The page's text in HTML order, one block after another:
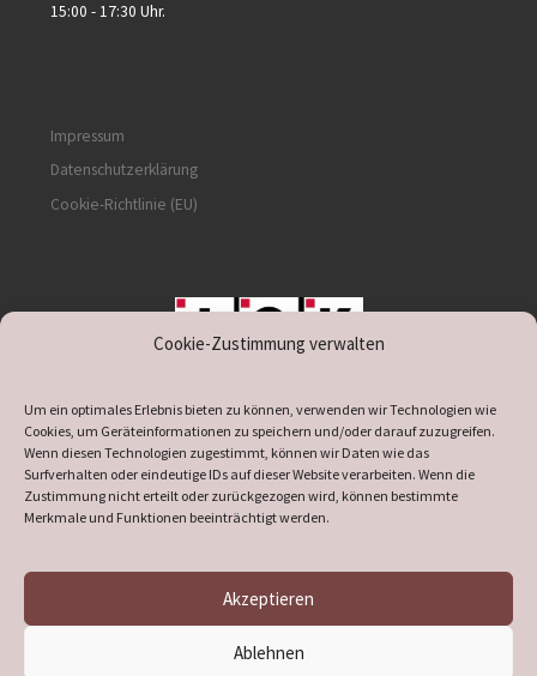
Cookie-Zustimmung verwalten
Um ein optimales Erlebnis bieten zu können, verwenden wir Technologien wie
Cookies, um Geräteinformationen zu speichern und/oder darauf zuzugreifen.
Wenn diesen Technologien zugestimmt, können wir Daten wie das
Surfverhalten oder eindeutige IDs auf dieser Website verarbeiten. Wenn die
Zustimmung nicht erteilt oder zurückgezogen wird, können bestimmte
Merkmale und Funktionen beeinträchtigt werden.
Akzeptieren
Ablehnen
15:00 - 17:30 Uhr.
Impressum
Datenschutzerklärung
Cookie-Richtlinie (EU)
supported by DÖ
Heimatverein Verl– Alle Rechte vorbehalten